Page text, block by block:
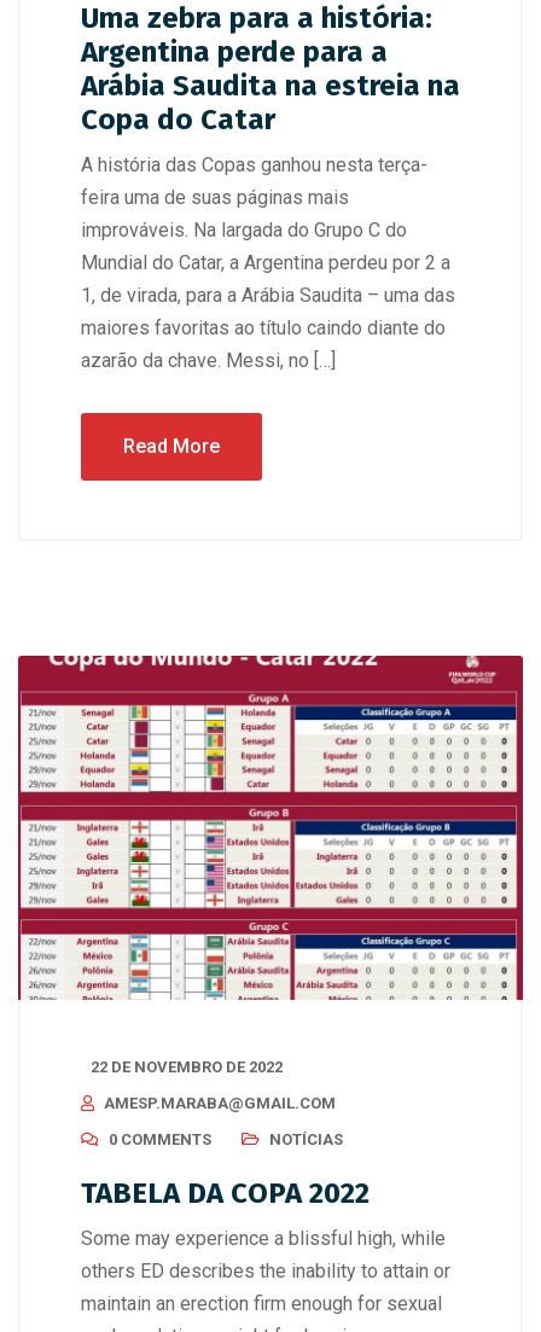
Uma zebra para a história:
Argentina perde para a
Arábia Saudita na estreia na
Copa do Catar
A história das Copas ganhou nesta terça-
feira uma de suas páginas mais
improváveis. Na largada do Grupo C do
Mundial do Catar, a Argentina perdeu por 2 a
1, de virada, para a Arábia Saudita – uma das
maiores favoritas ao título caindo diante do
azarão da chave. Messi, no […]
Read More
22 DE NOVEMBRO DE 2022
AMESP.MARABA@GMAIL.COM
0 COMMENTS
NOTÍCIAS
TABELA DA COPA 2022
Some may experience a blissful high, while
others ED describes the inability to attain or
maintain an erection firm enough for sexual